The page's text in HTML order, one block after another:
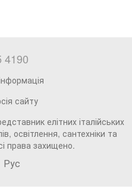
4190
сайту
елітних італійських
освітлення, сантехніки та
права захищено.
Рус